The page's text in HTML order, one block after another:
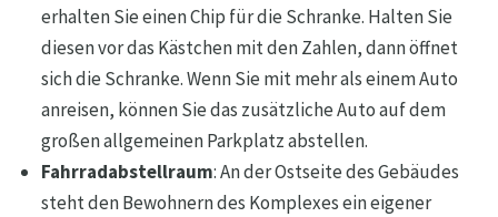
erhalten Sie einen Chip für die Schranke. Halten Sie
diesen vor das Kästchen mit den Zahlen, dann öffnet
sich die Schranke. Wenn Sie mit mehr als einem Auto
anreisen, können Sie das zusätzliche Auto auf dem
großen allgemeinen Parkplatz abstellen.
Fahrradabstellraum: An der Ostseite des Gebäudes
steht den Bewohnern des Komplexes ein eigener